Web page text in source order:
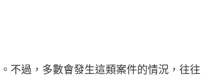
不過，多數會發生這類案件的情況，往往